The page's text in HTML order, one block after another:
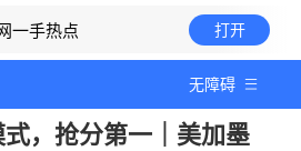
一手热点 打开
无障碍
，抢分第一｜美加墨